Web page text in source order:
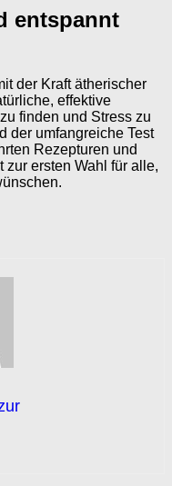
entspannt
der Kraft ätherischer
effektive
finden und Stress zu
der umfangreiche Test
Rezepturen und
zur ersten Wahl für alle,